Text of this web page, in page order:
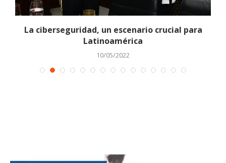
La ciberseguridad, un escenario crucial para
Latinoamérica
10/05/2022